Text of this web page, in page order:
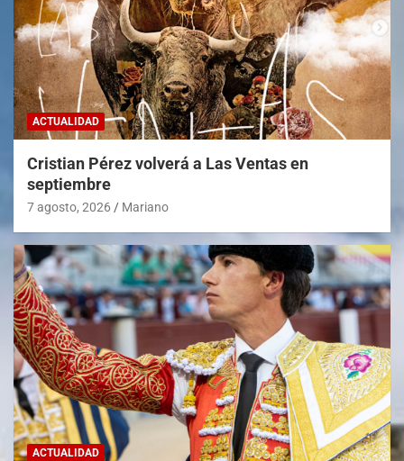
ACTUALIDAD
Cristian Pérez volverá a Las Ventas en
septiembre
7 agosto, 2026 Mariano
ACTUALIDAD